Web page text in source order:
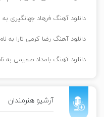
دانلود آهنگ فرهاد جهانگیری به
دانلود آهنگ رضا کرمی تارا به
دانلود آهنگ بامداد صمیمی به
آرشیو هنرمندان